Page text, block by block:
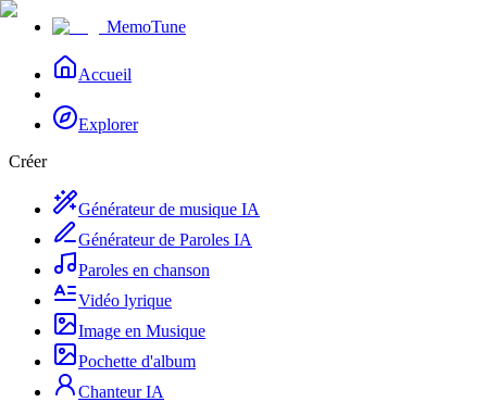
MemoTune
Accueil
Explorer
Créer
Générateur de musique IA
Générateur de Paroles IA
Paroles en chanson
Vidéo lyrique
Image en Musique
Pochette d'album
Chanteur IA